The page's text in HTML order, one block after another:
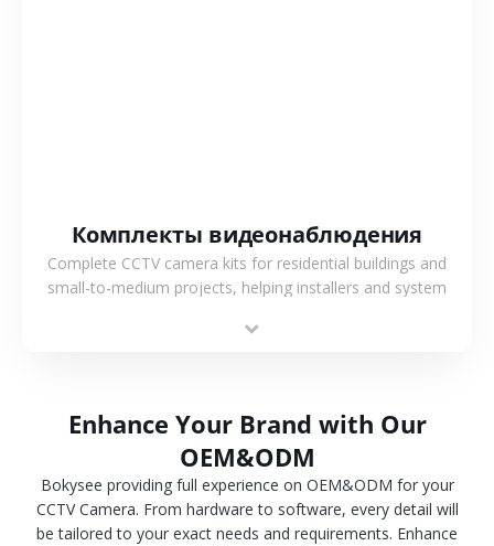
Комплекты видеонаблюдения
Complete CCTV camera kits for residential buildings and
small-to-medium projects, helping installers and system
Enhance Your Brand with Our
OEM&ODM
Bokysee providing full experience on OEM&ODM for your
CCTV Camera. From hardware to software, every detail will
be tailored to your exact needs and requirements. Enhance